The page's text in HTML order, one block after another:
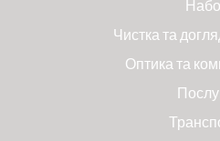
Чистка та
Оптика та